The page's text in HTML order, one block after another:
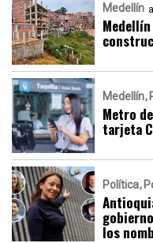
Medellín
Medellín
Metro
tarjeta
Política
los